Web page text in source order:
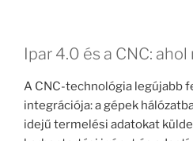
Ipar 4.0 és a CNC:
A CNC-technológia legújabb
integrációja: a gépek
idejű termelési adatokat